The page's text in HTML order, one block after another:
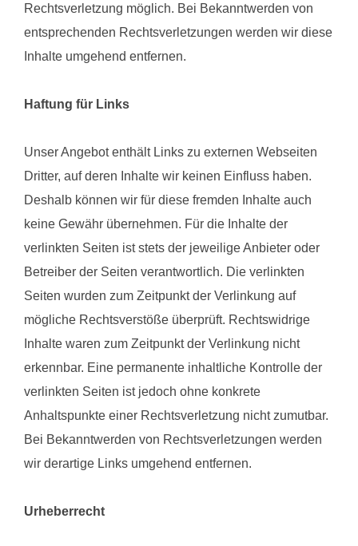
Rechtsverletzung möglich. Bei Bekanntwerden von
entsprechenden Rechtsverletzungen werden wir diese
Inhalte umgehend entfernen.
Haftung für Links
Unser Angebot enthält Links zu externen Webseiten
Dritter, auf deren Inhalte wir keinen Einfluss haben.
Deshalb können wir für diese fremden Inhalte auch
keine Gewähr übernehmen. Für die Inhalte der
verlinkten Seiten ist stets der jeweilige Anbieter oder
Betreiber der Seiten verantwortlich. Die verlinkten
Seiten wurden zum Zeitpunkt der Verlinkung auf
mögliche Rechtsverstöße überprüft. Rechtswidrige
Inhalte waren zum Zeitpunkt der Verlinkung nicht
erkennbar. Eine permanente inhaltliche Kontrolle der
verlinkten Seiten ist jedoch ohne konkrete
Anhaltspunkte einer Rechtsverletzung nicht zumutbar.
Bei Bekanntwerden von Rechtsverletzungen werden
wir derartige Links umgehend entfernen.
Urheberrecht